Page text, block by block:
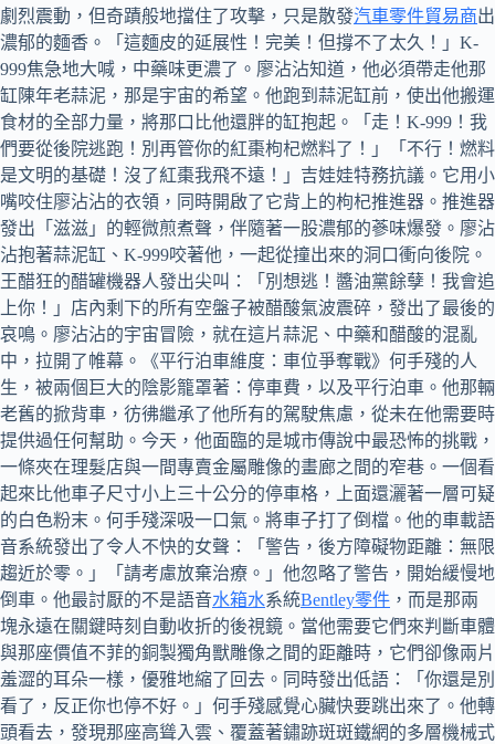
劇烈震動，但奇蹟般地擋住了攻擊，只是散發汽車零件貿易商出
濃郁的麵香。「這麵皮的延展性！完美！但撐不了太久！」K-
999焦急地大喊，中藥味更濃了。廖沾沾知道，他必須帶走他那
缸陳年老蒜泥，那是宇宙的希望。他跑到蒜泥缸前，使出他搬運
食材的全部力量，將那口比他還胖的缸抱起。「走！K-999！我
們要從後院逃跑！別再管你的紅棗枸杞燃料了！」「不行！燃料
是文明的基礎！沒了紅棗我飛不遠！」吉娃娃特務抗議。它用小
嘴咬住廖沾沾的衣領，同時開啟了它背上的枸杞推進器。推進器
發出「滋滋」的輕微煎煮聲，伴隨著一股濃郁的蔘味爆發。廖沾
沾抱著蒜泥缸、K-999咬著他，一起從撞出來的洞口衝向後院。
王醋狂的醋罐機器人發出尖叫：「別想逃！醬油黨餘孽！我會追
上你！」店內剩下的所有空盤子被醋酸氣波震碎，發出了最後的
哀鳴。廖沾沾的宇宙冒險，就在這片蒜泥、中藥和醋酸的混亂
中，拉開了帷幕。《平行泊車維度：車位爭奪戰》何手殘的人
生，被兩個巨大的陰影籠罩著：停車費，以及平行泊車。他那輛
老舊的掀背車，彷彿繼承了他所有的駕駛焦慮，從未在他需要時
提供過任何幫助。今天，他面臨的是城市傳說中最恐怖的挑戰，
一條夾在理髮店與一間專賣金屬雕像的畫廊之間的窄巷。一個看
起來比他車子尺寸小上三十公分的停車格，上面還灑著一層可疑
的白色粉末。何手殘深吸一口氣。將車子打了倒檔。他的車載語
音系統發出了令人不快的女聲：「警告，後方障礙物距離：無限
趨近於零。」「請考慮放棄治療。」他忽略了警告，開始緩慢地
倒車。他最討厭的不是語音水箱水系統Bentley零件 ，而是那兩
塊永遠在關鍵時刻自動收折的後視鏡。當他需要它們來判斷車體
與那座價值不菲的銅製獨角獸雕像之間的距離時，它們卻像兩片
羞澀的耳朵一樣，優雅地縮了回去。同時發出低語：「你還是別
看了，反正你也停不好。」何手殘感覺心臟快要跳出來了。他轉
頭看去，發現那座高聳入雲、覆蓋著鏽跡斑斑鐵網的多層機械式